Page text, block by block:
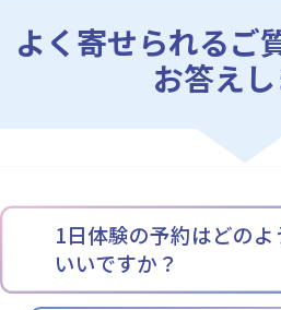
よく寄せられるご
お答え
1日体験の予約はどの
いいですか？